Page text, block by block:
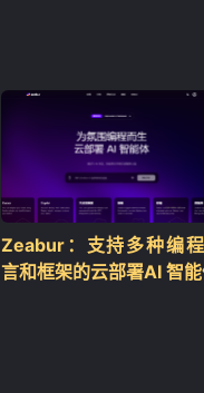
Zeabur：支持多种编
言和框架的云部署AI 智